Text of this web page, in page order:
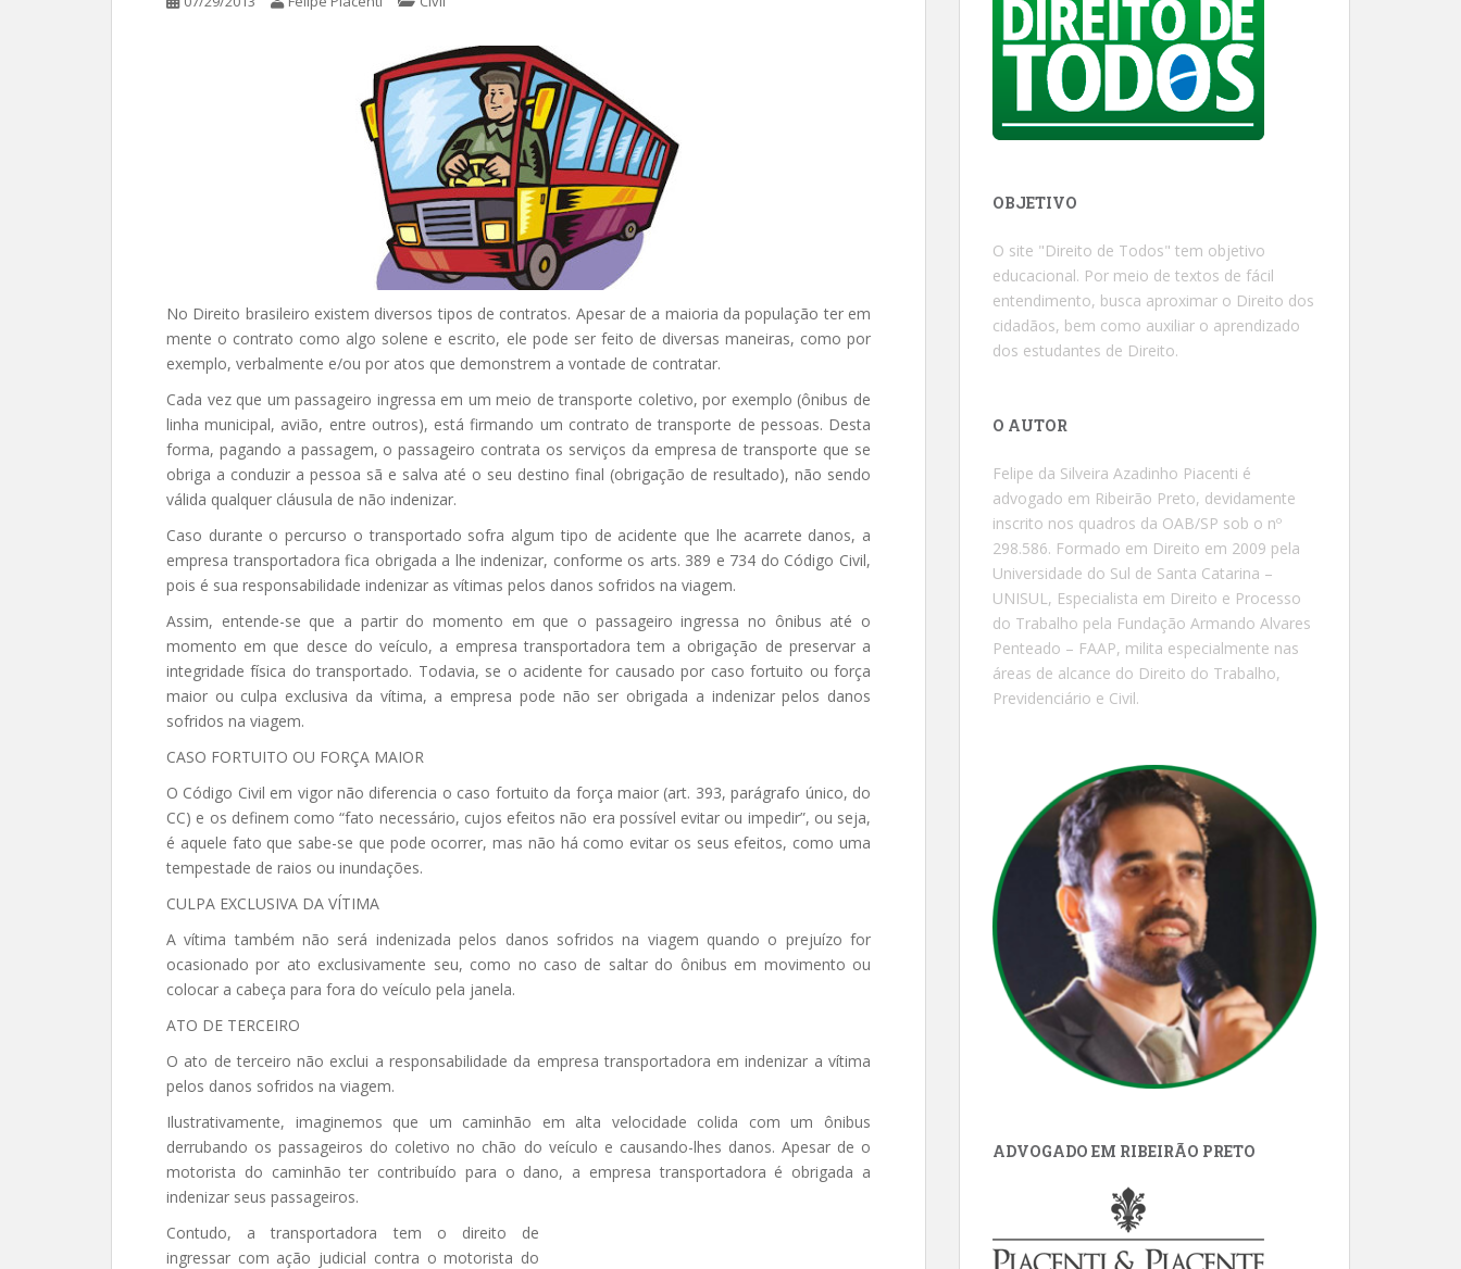
No Direito brasileiro existem diversos tipos de contratos. Apesar de a maioria da população ter em
mente o contrato como algo solene e escrito, ele pode ser feito de diversas maneiras, como por
exemplo, verbalmente e/ou por atos que demonstrem a vontade de contratar.
Cada vez que um passageiro ingressa em um meio de transporte coletivo, por exemplo (ônibus de
linha municipal, avião, entre outros), está firmando um contrato de transporte de pessoas. Desta
forma, pagando a passagem, o passageiro contrata os serviços da empresa de transporte que se
obriga a conduzir a pessoa sã e salva até o seu destino final (obrigação de resultado), não sendo
válida qualquer cláusula de não indenizar.
Caso durante o percurso o transportado sofra algum tipo de acidente que lhe acarrete danos, a
empresa transportadora fica obrigada a lhe indenizar, conforme os arts. 389 e 734 do Código Civil,
pois é sua responsabilidade indenizar as vítimas pelos danos sofridos na viagem.
Assim, entende-se que a partir do momento em que o passageiro ingressa no ônibus até o
momento em que desce do veículo, a empresa transportadora tem a obrigação de preservar a
integridade física do transportado. Todavia, se o acidente for causado por caso fortuito ou força
maior ou culpa exclusiva da vítima, a empresa pode não ser obrigada a indenizar pelos danos
sofridos na viagem.
CASO FORTUITO OU FORÇA MAIOR
O Código Civil em vigor não diferencia o caso fortuito da força maior (art. 393, parágrafo único, do
CC) e os definem como “fato necessário, cujos efeitos não era possível evitar ou impedir”, ou seja,
é aquele fato que sabe-se que pode ocorrer, mas não há como evitar os seus efeitos, como uma
tempestade de raios ou inundações.
CULPA EXCLUSIVA DA VÍTIMA
A vítima também não será indenizada pelos danos sofridos na viagem quando o prejuízo for
ocasionado por ato exclusivamente seu, como no caso de saltar do ônibus em movimento ou
colocar a cabeça para fora do veículo pela janela.
ATO DE TERCEIRO
O ato de terceiro não exclui a responsabilidade da empresa transportadora em indenizar a vítima
pelos danos sofridos na viagem.
Ilustrativamente, imaginemos que um caminhão em alta velocidade colida com um ônibus
derrubando os passageiros do coletivo no chão do veículo e causando-lhes danos. Apesar de o
motorista do caminhão ter contribuído para o dano, a empresa transportadora é obrigada a
indenizar seus passageiros.
Contudo, a transportadora tem o direito de
ingressar com ação judicial contra o motorista do
OBJETIVO
O site "Direito de Todos" tem objetivo
educacional. Por meio de textos de fácil
entendimento, busca aproximar o Direito dos
cidadãos, bem como auxiliar o aprendizado
dos estudantes de Direito.
O AUTOR
Felipe da Silveira Azadinho Piacenti é
advogado em Ribeirão Preto, devidamente
inscrito nos quadros da OAB/SP sob o nº
298.586. Formado em Direito em 2009 pela
Universidade do Sul de Santa Catarina –
UNISUL, Especialista em Direito e Processo
do Trabalho pela Fundação Armando Alvares
Penteado – FAAP, milita especialmente nas
áreas de alcance do Direito do Trabalho,
Previdenciário e Civil.
ADVOGADO EM RIBEIRÃO PRETO